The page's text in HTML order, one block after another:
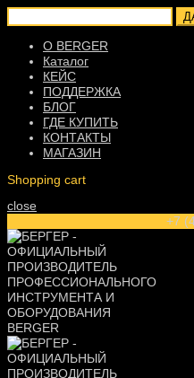
О BERGER
Каталог
КЕЙС
ПОДДЕРЖКА
БЛОГ
ГДЕ КУПИТЬ
КОНТАКТЫ
МАГАЗИН
Shopping cart
close
+7